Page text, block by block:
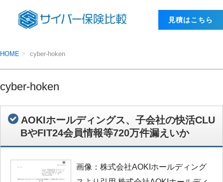
⾒積はこちら
HOME cyber-hoken
cyber-hoken
AOKIホールディングス、子会社の快活CLU
BやFIT24会員情報等720万件漏えいか
画像：株式会社AOKIホールディング